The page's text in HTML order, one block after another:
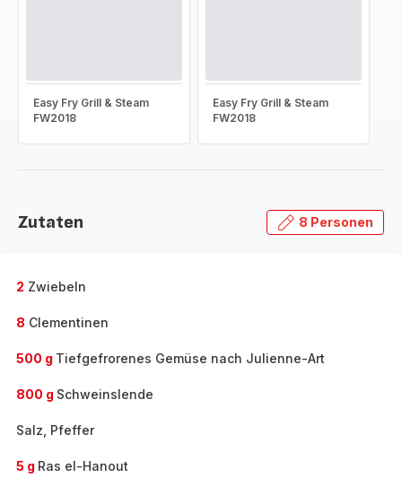
Easy Fry Grill & Steam
FW2018
Easy Fry Grill & Steam
FW2018
Zutaten 8 Personen
2 Zwiebeln
8 Clementinen
500 g Tiefgefrorenes Gemüse nach Julienne-Art
800 g Schweinslende
Salz, Pfeffer
5 g Ras el-Hanout